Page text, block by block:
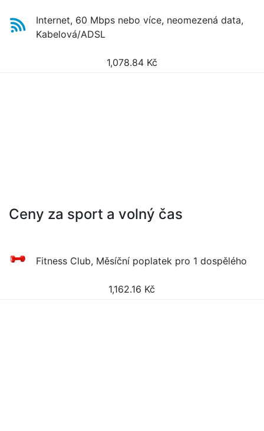
Internet, 60 Mbps nebo více, neomezená data,
Kabelová/ADSL
1,078.84 Kč
Ceny za sport a volný čas
Fitness Club, Měsíční poplatek pro 1 dospělého
1,162.16 Kč